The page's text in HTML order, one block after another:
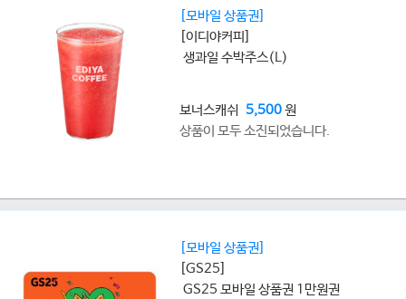
[모바일 상품권]
[이디야커피]
생과일 수박주스(L)
보너스캐쉬 5,500원
상품이 모두 소진되었습니다.
[모바일 상품권]
[GS25]
GS25 모바일 상품권 1만원권